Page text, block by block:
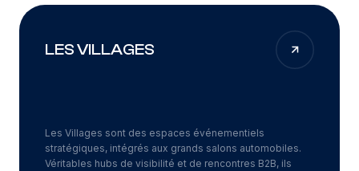
LES VILLAGES
Les Villages sont des espaces événementiels
stratégiques, intégrés aux grands salons automobiles.
Véritables hubs de visibilité et de rencontres B2B, ils